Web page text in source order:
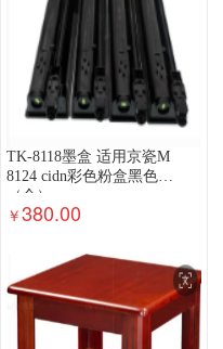
TK-8118墨盒 适用京瓷M
8124 cidn彩色粉盒黑色
（个）
￥380.00